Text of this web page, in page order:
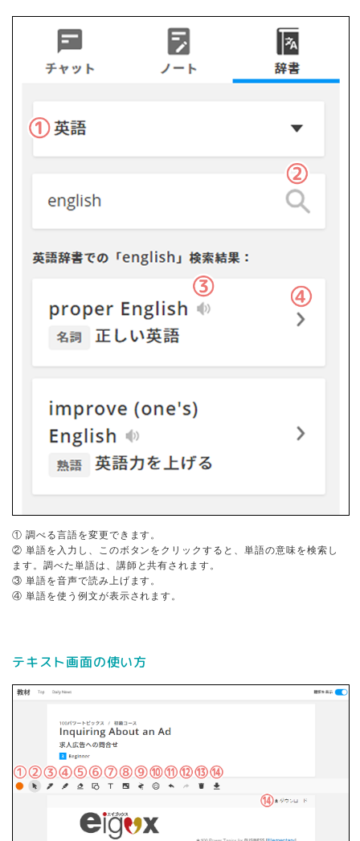
① 調べる言語を変更できます。
② 単語を入力し、このボタンをクリックすると、単語の意味を検索し
ます。調べた単語は、講師と共有されます。
③ 単語を音声で読み上げます。
④ 単語を使う例文が表示されます。
テキスト画面の使い方